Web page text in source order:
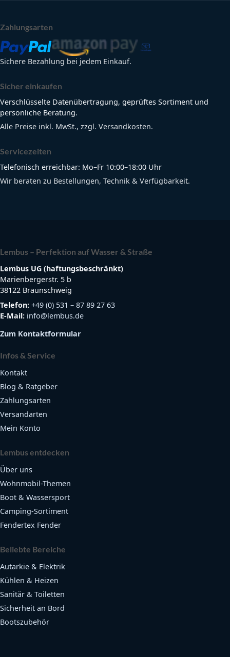
Zahlungsarten
Sichere Bezahlung bei jedem Einkauf.
Sicher einkaufen
Verschlüsselte Datenübertragung, geprüftes Sortiment und
persönliche Beratung.
Alle Preise inkl. MwSt., zzgl. Versandkosten.
Servicezeiten
Telefonisch erreichbar: Mo–Fr 10:00–18:00 Uhr
Wir beraten zu Bestellungen, Technik & Verfügbarkeit.
Lembus – Perfektion auf Wasser & Straße
Lembus UG (haftungsbeschränkt)
Marienbergerstr. 5 b
38122 Braunschweig
Telefon: +49 (0) 531 – 87 89 27 63
E-Mail: info@lembus.de
Zum Kontaktformular
Infos & Service
Kontakt
Blog & Ratgeber
Zahlungsarten
Versandarten
Mein Konto
Lembus entdecken
Über uns
Wohnmobil-Themen
Boot & Wassersport
Camping-Sortiment
Fendertex Fender
Beliebte Bereiche
Autarkie & Elektrik
Kühlen & Heizen
Sanitär & Toiletten
Sicherheit an Bord
Bootszubehör